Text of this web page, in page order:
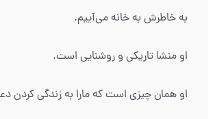
به خاطرش به خانه ‌می‌آییم.
او منشا تاریکی و روشنایی است.
او همان چیزی است که مارا به زندگی کردن